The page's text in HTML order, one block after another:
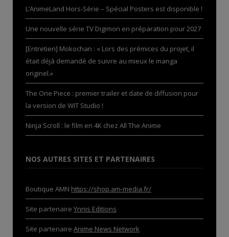
L’AnimeLand Hors-Série – Spécial Posters est disponible !
Une nouvelle série TV Digimon en préparation pour 2027
[Entretien] Mokochan : « Lors des prémices du projet, il
était déjà demandé de suivre au mieux le manga
originel.»
The One Piece : premier trailer et date de diffusion pour
la version de WIT Studio !
Ninja Scroll : le film en 4K chez All The Anime
NOS AUTRES SITES ET PARTENAIRES
Boutique AMN https://shop.am-media.fr/
Site partenaire Ynnis Editions
Site partenaire Anime News Network